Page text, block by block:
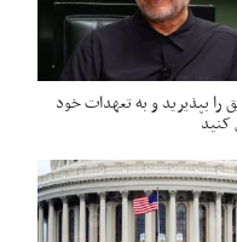
را بپذیرید و به تعهدات خود